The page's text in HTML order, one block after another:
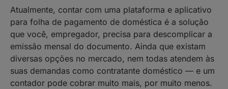
Atualmente, contar com uma plataforma e aplicativo
para folha de pagamento de doméstica é a solução
que você, empregador, precisa para descomplicar a
emissão mensal do documento. Ainda que existam
diversas opções no mercado, nem todas atendem às
suas demandas como contratante doméstico — e um
contador pode cobrar muito mais, por muito menos.